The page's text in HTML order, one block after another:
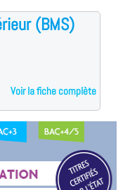
(BMS)
Voir la fiche complète